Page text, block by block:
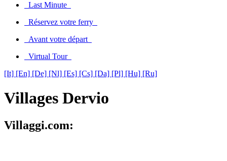
Last Minute
Réservez votre ferry
Avant votre départ
Virtual Tour
[It] [En] [De] [Nl] [Es] [Cs] [Da] [Pl] [Hu] [Ru]
Villages Dervio
Villaggi.com: